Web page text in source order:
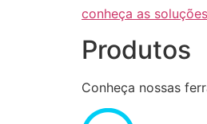
conheça as
Produtos
Conheça nossas